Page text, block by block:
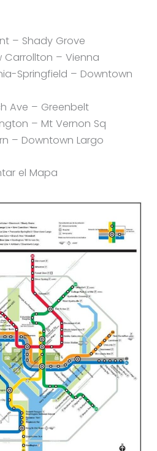
– Shady Grove
Carrollton – Vienna
Springfield – Downtown
Ave – Greenbelt
– Mt Vernon Sq
– Downtown Largo
el Mapa